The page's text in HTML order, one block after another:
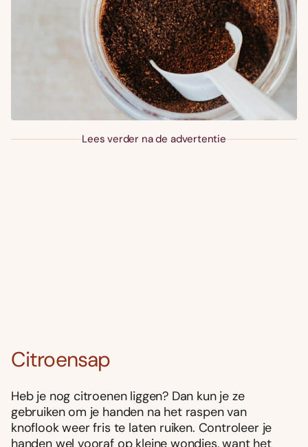
Lees verder na de advertentie
Citroensap
Heb je nog citroenen liggen? Dan kun je ze
gebruiken om je handen na het raspen van
knoflook weer fris te laten ruiken. Controleer je